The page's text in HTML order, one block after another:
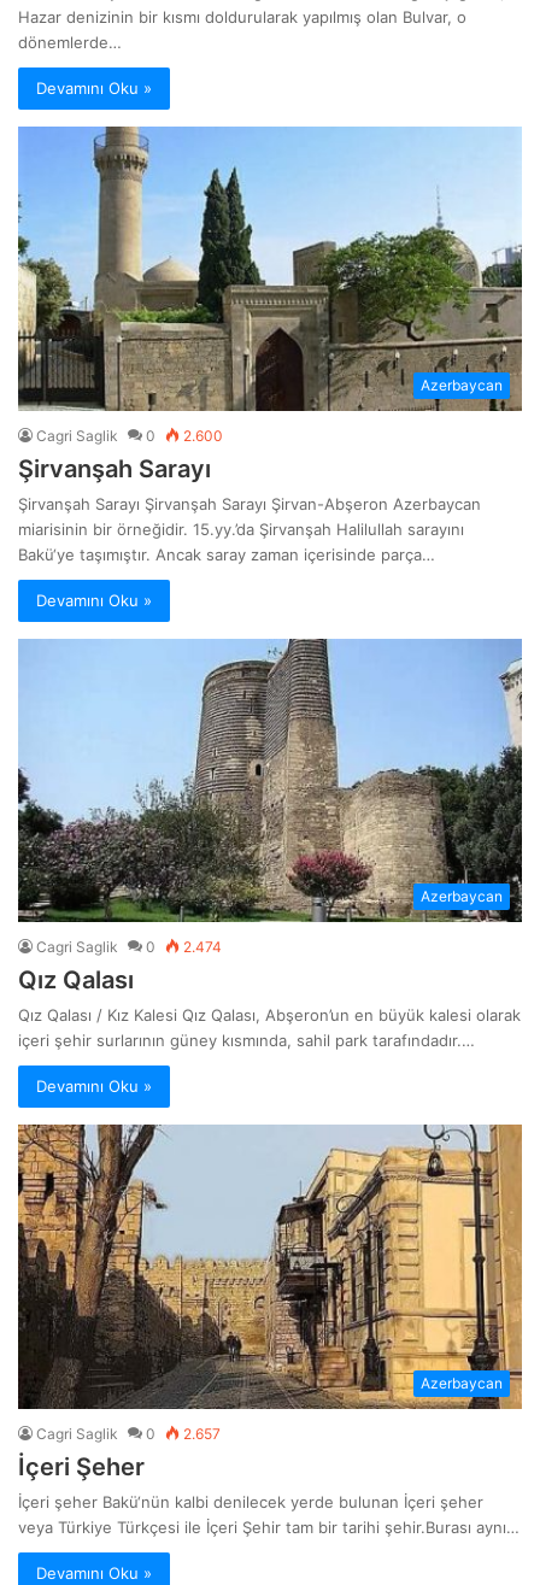
Hazar denizinin bir kısmı doldurularak yapılmış olan Bulvar, o
dönemlerde…
Devamını Oku »
Azerbaycan
Cagri Saglik 0 2.600
Şirvanşah Sarayı
Şirvanşah Sarayı Şirvanşah Sarayı Şirvan-Abşeron Azerbaycan
miarisinin bir örneğidir. 15.yy.’da Şirvanşah Halilullah sarayını
Bakü‘ye taşımıştır. Ancak saray zaman içerisinde parça…
Devamını Oku »
Azerbaycan
Cagri Saglik 0 2.474
Qız Qalası
Qız Qalası / Kız Kalesi Qız Qalası, Abşeron’un en büyük kalesi olarak
içeri şehir surlarının güney kısmında, sahil park tarafındadır.…
Devamını Oku »
Azerbaycan
Cagri Saglik 0 2.657
İçeri Şeher
İçeri şeher Bakü‘nün kalbi denilecek yerde bulunan İçeri şeher
veya Türkiye Türkçesi ile İçeri Şehir tam bir tarihi şehir.Burası aynı…
Devamını Oku »